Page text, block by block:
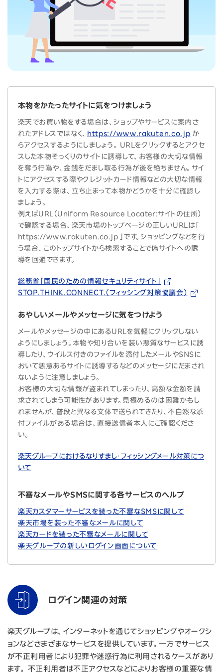
本物をかたったサイトに気をつけましょう
楽天でお買い物をする場合は、ショップやサービスに案内さ
れたアドレスではなく、 https://www.rakuten.co.jp か
らアクセスするようにしましょう。 URLをクリックするとアクセ
スした本物そっくりのサイトに誘導して、お客様の大切な情報
を奪う行為や、金銭をだまし取る行為が後を絶ちません。サイ
トにアクセスする際やクレジットカード情報などの大切な情報
を入力する際は、立ち止まって本物かどうかを十分に確認し
ましょう。
例えばURL（Uniform Resource Locater:サイトの住所）
で確認する場合、楽天市場のトップページの正しいURLは「
https://www.rakuten.co.jp 」です。ショッピングなどを行
う場合、このトップサイトから検索することで偽サイトへの誘
導を回避できます。
総務省「国民のための情報セキュリティサイト」
STOP.THINK.CONNECT.（フィッシング対策協議会）
あやしいメールやメッセージに気をつけよう
メールやメッセージの中にあるURLを気軽にクリックしない
ようにしましょう。本物や知り合いを装い悪質なサービスに誘
導したり、ウイルス付きのファイルを添付したメールやSNSに
おいて悪意あるサイトに誘導するなどのメッセージにだまされ
ないように注意しましょう。
お客様の大切な情報が盗まれてしまったり、高額な金額を請
求されてしまう可能性があります。見極めるのは困難かもし
れませんが、普段と異なる文体で送られてきたり、不自然な添
付ファイルがある場合は、直接送信者本人にご確認くださ
い。
楽天グループにおけるなりすまし・フィッシングメール対策につ
いて
不審なメールやSMSに関する各サービスのヘルプ
楽天カスタマーサービスを装った不審なSMSに関して
楽天市場を装った不審なメールに関して
楽天カードを装った不審なメールに関して
楽天グループの新しいログイン画面について
ログイン関連の対策
楽天グループは、インターネットを通じてショッピングやオークシ
ョンなどさまざまなサービスを提供しています。一方でサービス
が不正利用者により犯罪や迷惑行為に利用されるケースがあり
ます。 不正利用者は不正アクセスなどによりお客様の重要な情